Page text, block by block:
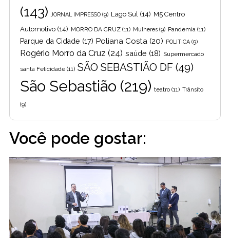
(143)
JORNAL IMPRESSO (9) Lago Sul (14) M5 Centro
Automotivo (14) MORRO DA CRUZ (11) Mulheres (9) Pandemia (11)
Parque da Cidade (17) Poliana Costa (20) POLITICA (9)
Rogério Morro da Cruz (24) saúde (18) Supermercado
santa Felicidade (11) SÃO SEBASTIÃO DF (49)
São Sebastião (219) teatro (11) Trânsito
(9)
Você pode gostar: